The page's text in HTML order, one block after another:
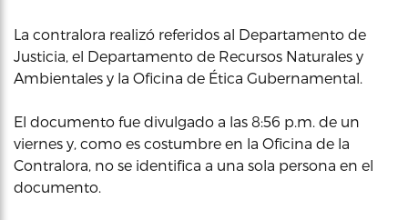
La contralora realizó referidos al Departamento de
Justicia, el Departamento de Recursos Naturales y
Ambientales y la Oficina de Ética Gubernamental.
El documento fue divulgado a las 8:56 p.m. de un
viernes y, como es costumbre en la Oficina de la
Contralora, no se identifica a una sola persona en el
documento.